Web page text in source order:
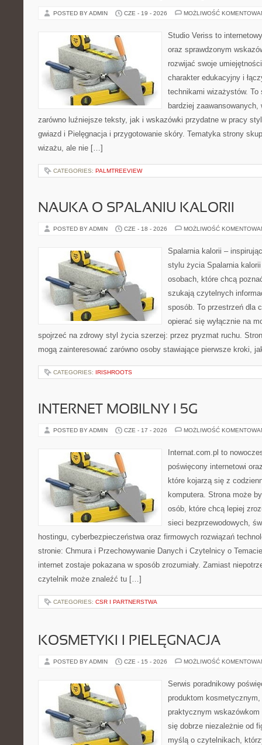
POSTED BY ADMIN CZE - 19 - 2026 MOŻLIWOŚĆ
Studio Veriss to
oraz sprawdzonym
rozwijać swoje
charakter edukacyjny i
technikami wizażystów.
bardziej
zarówno luźniejsze teksty, jak i wskazówki przydatne w pracy
gwiazd i Pielęgnacja i przygotowanie skóry. Tematyka strony
wizażu, ale nie […]
CATEGORIES: PALMTREEVIEW
NAUKA O SPALANIU KALORII
POSTED BY ADMIN CZE - 18 - 2026 MOŻLIWOŚĆ
Spalarnia kalorii –
stylu życia Spalarnia
osobach, które chcą
szukają czytelnych
sposób. To przestrzeń dla
opierać się wyłącznie na
spojrzeć na zdrowy styl życia szerzej: przez pryzmat ruchu.
mogą zainteresować zarówno osoby stawiające pierwsze kroki,
CATEGORIES: IRISHROOTS
INTERNET MOBILNY I 5G
POSTED BY ADMIN CZE - 17 - 2026 MOŻLIWOŚĆ
Internat.com.pl to
poświęcony internetowi
które kojarzą się z
komputera. Strona może
osób, które chcą lepiej
sieci bezprzewodowych,
hostingu, cyberbezpieczeństwa oraz firmowych rozwiązań
stronie: Chmura i Przechowywanie Danych i Czytelnicy o
internet zostaje pokazana w sposób zrozumiały. Zamiast
czytelnik może znaleźć tu […]
CATEGORIES: CSR I PARTNERSTWA
KOSMETYKI I PIELĘGNACJA
POSTED BY ADMIN CZE - 15 - 2026 MOŻLIWOŚĆ
Serwis poradnikowy
produktom
praktycznym
się dobrze niezależnie od
myślą o czytelnikach,